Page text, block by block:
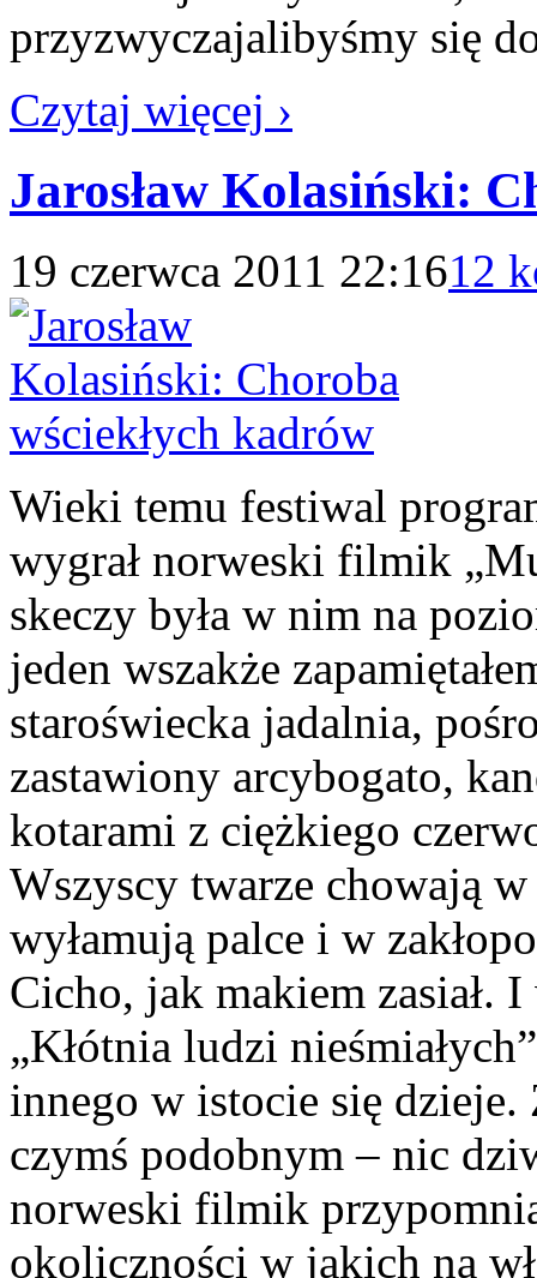
przyzwyczajalibyśmy się
Czytaj więcej ›
Jarosław Kolasiński:
19 czerwca 2011 22:1612
Wieki temu festiwal
wygrał norweski filmik
skeczy była w nim na
jeden wszakże
staroświecka jadalnia,
zastawiony arcybogato,
kotarami z ciężkiego
Wszyscy twarze chowają
wyłamują palce i w
Cicho, jak makiem zasiał.
„Kłótnia ludzi
innego w istocie się dzieje.
czymś podobnym – nic
norweski filmik
okoliczności w jakich na